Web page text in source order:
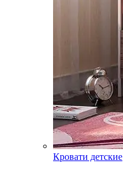
Кровати детские